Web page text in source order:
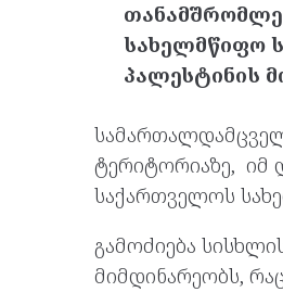
სახელმწიფო
პალესტინის
ტერიტორიაზე, იმ
საქართველოს
გამოძიება
მიმდინარეობს,